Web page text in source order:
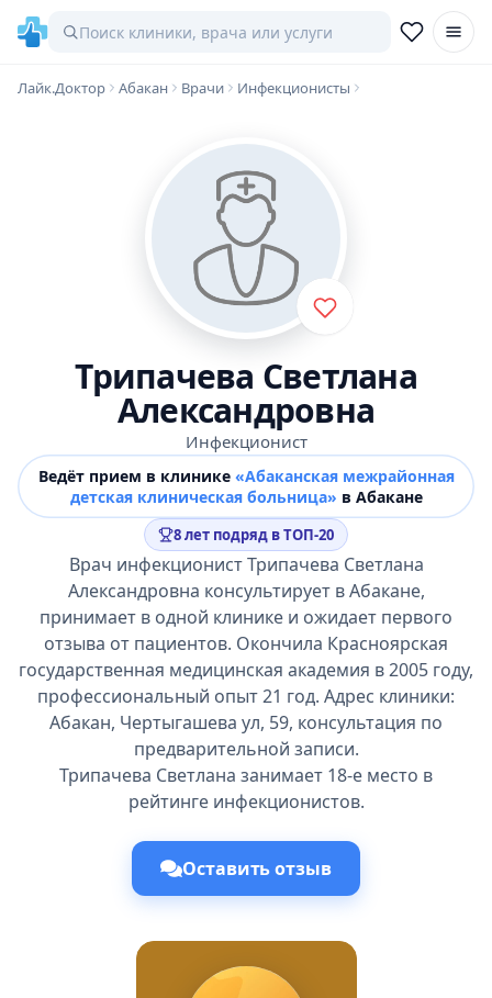
Лайк.Доктор Абакан Врачи Инфекционисты
Трипачева Светлана
Александровна
Инфекционист
Ведёт прием в клинике «Абаканская межрайонная
детская клиническая больница» в Абакане
8 лет подряд в ТОП-20
Врач инфекционист Трипачева Светлана
Александровна консультирует в Абакане,
принимает в одной клинике и ожидает первого
отзыва от пациентов. Окончила Красноярская
государственная медицинская академия в 2005 году,
профессиональный опыт 21 год. Адрес клиники:
Абакан, Чертыгашева ул, 59, консультация по
предварительной записи.
Трипачева Светлана занимает 18-е место в
рейтинге инфекционистов.
Оставить отзыв